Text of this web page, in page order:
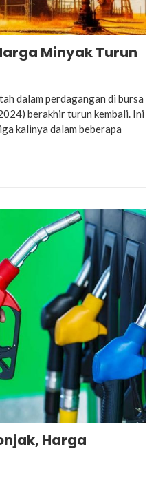
Minyak Turun
dalam perdagangan di bursa
berakhir turun kembali. Ini
kalinya dalam beberapa
Harga